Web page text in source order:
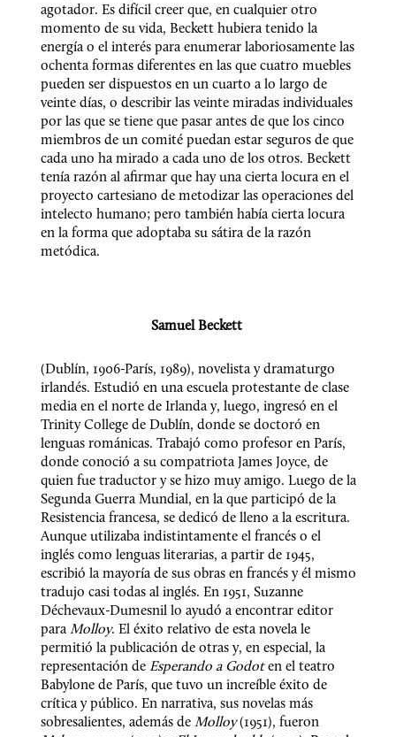
agotador. Es difícil creer que, en cualquier otro
momento de su vida, Beckett hubiera tenido la
energía o el interés para enumerar laboriosamente las
ochenta formas diferentes en las que cuatro muebles
pueden ser dispuestos en un cuarto a lo largo de
veinte días, o describir las veinte miradas individuales
por las que se tiene que pasar antes de que los cinco
miembros de un comité puedan estar seguros de que
cada uno ha mirado a cada uno de los otros. Beckett
tenía razón al afirmar que hay una cierta locura en el
proyecto cartesiano de metodizar las operaciones del
intelecto humano; pero también había cierta locura
en la forma que adoptaba su sátira de la razón
metódica.
Samuel Beckett
(Dublín, 1906-París, 1989), novelista y dramaturgo
irlandés. Estudió en una escuela protestante de clase
media en el norte de Irlanda y, luego, ingresó en el
Trinity College de Dublín, donde se doctoró en
lenguas románicas. Trabajó como profesor en París,
donde conoció a su compatriota James Joyce, de
quien fue traductor y se hizo muy amigo. Luego de la
Segunda Guerra Mundial, en la que participó de la
Resistencia francesa, se dedicó de lleno a la escritura.
Aunque utilizaba indistintamente el francés o el
inglés como lenguas literarias, a partir de 1945,
escribió la mayoría de sus obras en francés y él mismo
tradujo casi todas al inglés. En 1951, Suzanne
Déchevaux-Dumesnil lo ayudó a encontrar editor
para Molloy. El éxito relativo de esta novela le
permitió la publicación de otras y, en especial, la
representación de Esperando a Godot en el teatro
Babylone de París, que tuvo un increíble éxito de
crítica y público. En narrativa, sus novelas más
sobresalientes, además de Molloy
(1951), fueron